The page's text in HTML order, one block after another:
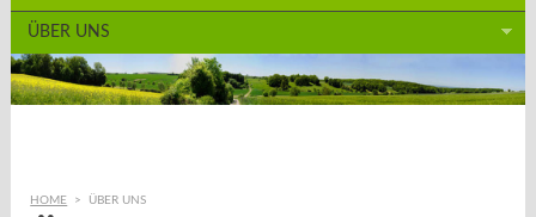
ÜBER UNS
HOME > ÜBER UNS